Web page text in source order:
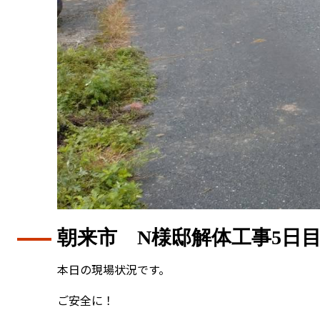
朝来市 N様邸解体工事5日
本日の現場状況です。
ご安全に！